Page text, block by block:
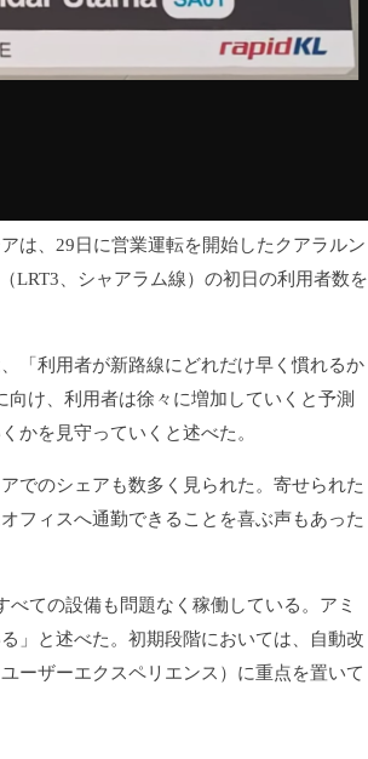
は、 29日に営業運転を開始したクアラルン
LRT3、 シャアラム線）の初日の利用者数を
「利用者が新路線にどれだけ早く慣れるか
け、 利用者は徐々に増加していくと予測
かを見守っていくと述べた。
でのシェアも数多く見られた。 寄せられた
フィスへ通勤できることを喜ぶ声もあった
べての設備も問題なく稼働している。アミ
」と述べた。 初期段階においては、自動改
ユーザーエクスペリエンス）に重点を置いて